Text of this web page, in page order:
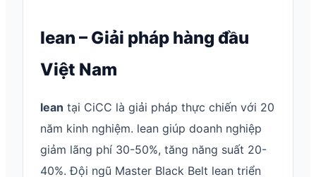
lean – Giải pháp hàng đầu
Việt Nam
lean tại CiCC là giải pháp thực chiến với 20
năm kinh nghiệm. lean giúp doanh nghiệp
giảm lãng phí 30-50%, tăng năng suất 20-
40%. Đội ngũ Master Black Belt lean triển